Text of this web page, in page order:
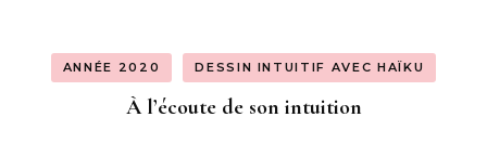
ANNÉE 2020 DESSIN INTUITIF AVEC HAÏKU
À l’écoute de son intuition